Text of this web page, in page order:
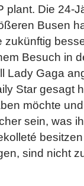
plant. Die 24-
Busen
zukünftig
Besuch in
Lady Gaga
Star gesagt
möchte
sein, was
sind nicht